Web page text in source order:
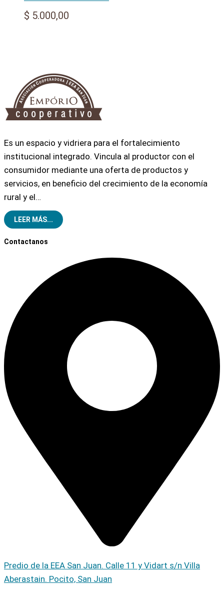
$ 5.000,00
Es un espacio y vidriera para el fortalecimiento
institucional integrado. Vincula al productor con el
consumidor mediante una oferta de productos y
servicios, en beneficio del crecimiento de la economía
rural y el…
LEER MÁS...
Contactanos
Predio de la EEA San Juan. Calle 11 y Vidart s/n Villa
Aberastain. Pocito, San Juan